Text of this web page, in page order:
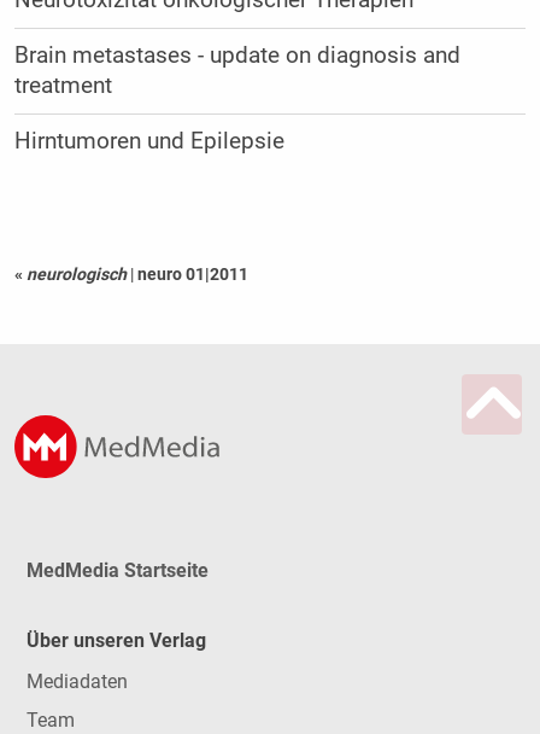
Brain metastases - update on diagnosis and
treatment
Hirntumoren und Epilepsie
« neurologisch |neuro 01|2011
MedMedia Startseite
Über unseren Verlag
Mediadaten
Team